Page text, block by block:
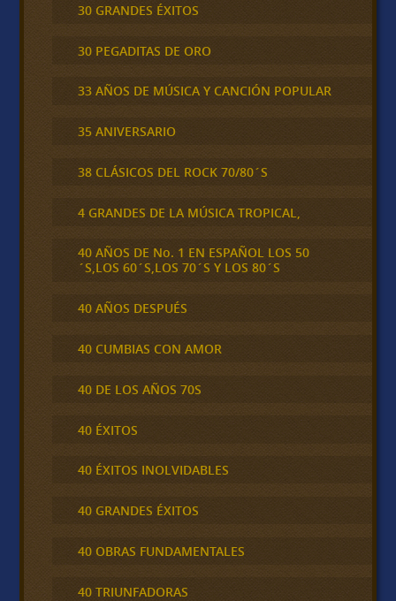
30 GRANDES ÉXITOS
30 PEGADITAS DE ORO
33 AÑOS DE MÚSICA Y CANCIÓN POPULAR
35 ANIVERSARIO
38 CLÁSICOS DEL ROCK 70/80´S
4 GRANDES DE LA MÚSICA TROPICAL,
40 AÑOS DE No. 1 EN ESPAÑOL LOS 50
´S,LOS 60´S,LOS 70´S Y LOS 80´S
40 AÑOS DESPUÉS
40 CUMBIAS CON AMOR
40 DE LOS AÑOS 70S
40 ÉXITOS
40 ÉXITOS INOLVIDABLES
40 GRANDES ÉXITOS
40 OBRAS FUNDAMENTALES
40 TRIUNFADORAS